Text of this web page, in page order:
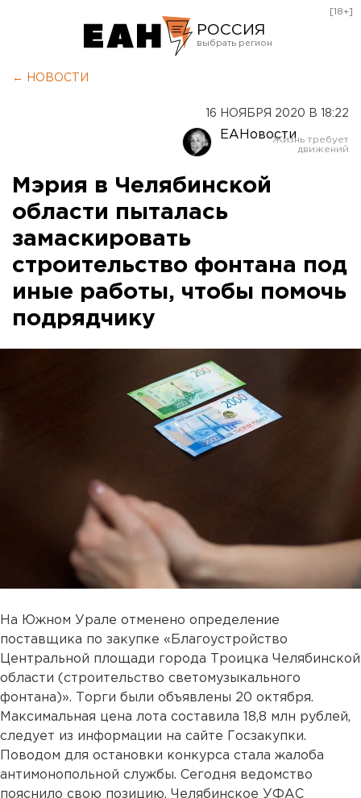
РОССИЯ
Оренбург
[18+]
← НОВОСТИ
16 НОЯБРЯ 2020 В 18:22
ЕАНовости
Мэрия в Челябинской
области пыталась
замаскировать
строительство фонтана под
иные работы, чтобы помочь
подрядчику
На Южном Урале отменено определение
поставщика по закупке «Благоустройство
Центральной площади города Троицка Челябинской
области (строительство светомузыкального
фонтана)». Торги были объявлены 20 октября.
Максимальная цена лота составила 18,8 млн рублей,
следует из информации на сайте Госзакупки.
Поводом для остановки конкурса стала жалоба
антимонопольной службы. Сегодня ведомство
пояснило свою позицию. Челябинское УФАС